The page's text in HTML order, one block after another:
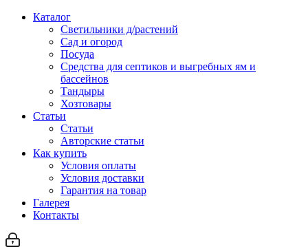
Каталог
Светильники д/растений
Сад и огород
Посуда
Средства для септиков и выгребных ям и
бассейнов
Тандыры
Хозтовары
Статьи
Статьи
Авторские статьи
Как купить
Условия оплаты
Условия доставки
Гарантия на товар
Галерея
Контакты